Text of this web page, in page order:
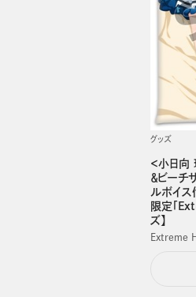
グッズ
＜小日向
＆ビーチ
ルボイス
限定「
ズ】
Extreme